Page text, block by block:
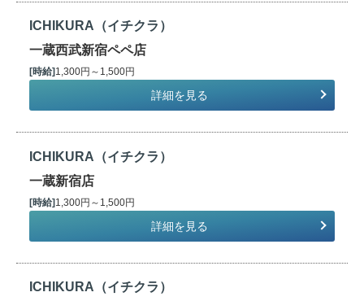
ICHIKURA（イチクラ）
一蔵西武新宿ペペ店
[時給] 1,300円～1,500円
詳細を見る
ICHIKURA（イチクラ）
一蔵新宿店
[時給]1,300円～1,500円
詳細を見る
ICHIKURA（イチクラ）